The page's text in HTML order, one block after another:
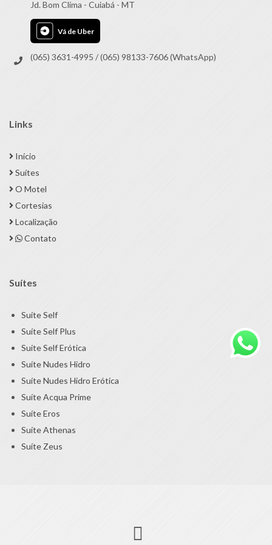
Jd. Bom Clima - Cuiabá - MT
Vá de Uber
(065) 3631-4995 / (065) 98133-7606 (WhatsApp)
Links
Início
Suítes
O Motel
Cortesias
Localização
Contato
Suítes
Suíte Self
Suíte Self Plus
Suíte Self Erótica
Suíte Nudes Hidro
Suíte Nudes Hidro Erótica
Suíte Acqua Prime
Suíte Eros
Suíte Athenas
Suíte Zeus